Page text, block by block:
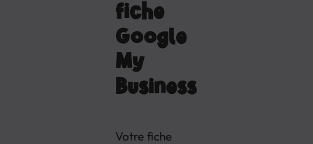
fiche
Google
My
Business
Votre fiche